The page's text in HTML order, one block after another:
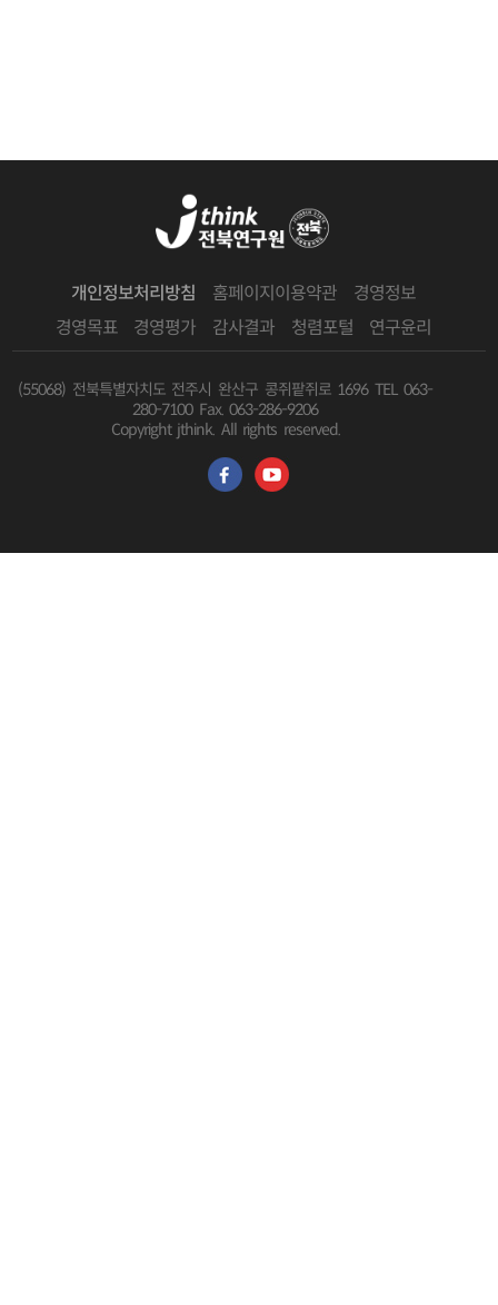
개인정보처리방침 홈페이지이용약관
경영정보
경영목표
경영평가 감사결과 청렴포털 연구윤리
(55068) 전북특별자치도 전주시 완산구 콩쥐팥쥐로 1696 TEL 063-
280-7100 Fax. 063-286-9206
Copyright jthink. All rights reserved.